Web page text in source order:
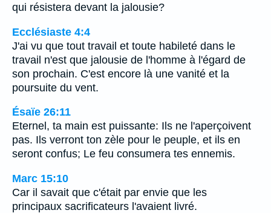
qui résistera devant la jalousie?
Ecclésiaste 4:4
J'ai vu que tout travail et toute habileté dans le
travail n'est que jalousie de l'homme à l'égard de
son prochain. C'est encore là une vanité et la
poursuite du vent.
Ésaïe 26:11
Eternel, ta main est puissante: Ils ne l'aperçoivent
pas. Ils verront ton zèle pour le peuple, et ils en
seront confus; Le feu consumera tes ennemis.
Marc 15:10
Car il savait que c'était par envie que les
principaux sacrificateurs l'avaient livré.